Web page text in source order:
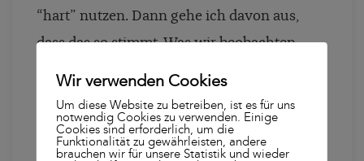
“hart” nutzen. Dann gehe ich davon aus,
dass das so stimmt. Was wir beobachten
betrifft die Seitentypen. Zum Beispiel: Ich
suche nach Waschmaschinen und es rankt
nun eine Seite für eine konkrete
Wir verwenden Cookies
Um diese Website zu betreiben, ist es für uns
notwendig Cookies zu verwenden. Einige
Cookies sind erforderlich, um die
Funktionalität zu gewährleisten, andere
brauchen wir für unsere Statistik und wieder